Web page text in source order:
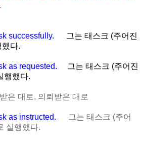
successfully.
그는 태스크 (주어진
다.
as requested.
그는 태스크 (주어진
행했다.
은 대로, 의뢰받은 대로
as instructed.
그는 태스크 (주어
실행했다.